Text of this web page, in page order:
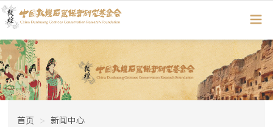
首页 新闻中心